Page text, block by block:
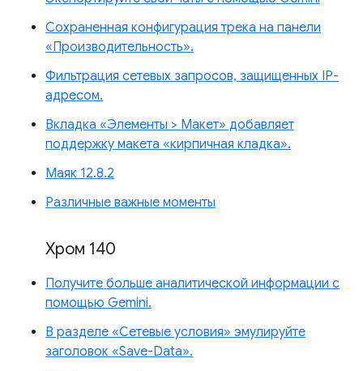
Сохраненная конфигурация трека на панели
«Производительность».
Фильтрация сетевых запросов, защищенных IP-
адресом.
Вкладка «Элементы > Макет» добавляет
поддержку макета «кирпичная кладка».
Маяк 12.8.2
Различные важные моменты
Хром 140
Получите больше аналитической информации с
помощью Gemini.
В разделе «Сетевые условия» эмулируйте
заголовок «Save-Data».